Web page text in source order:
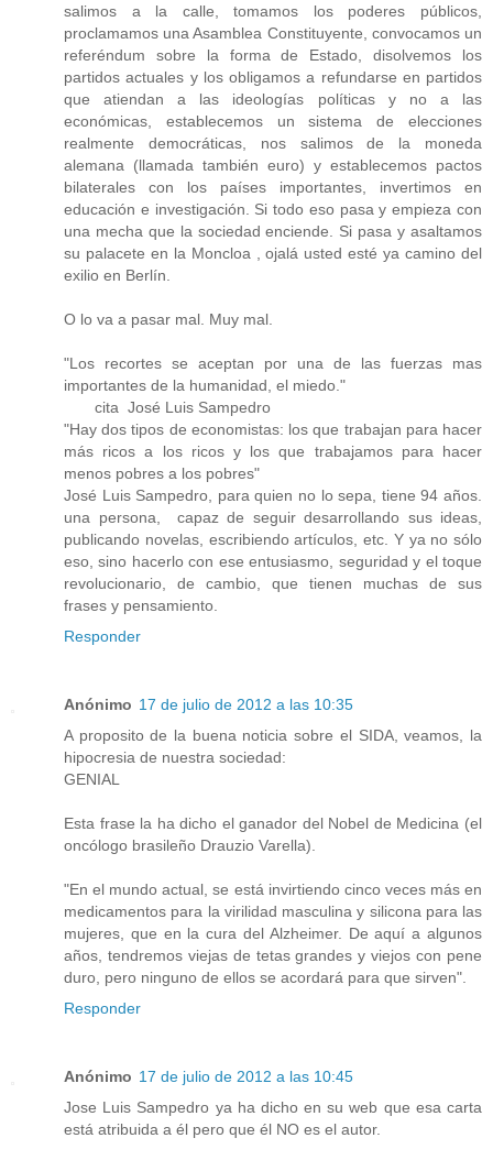
salimos a la calle, tomamos los poderes públicos,
proclamamos una Asamblea Constituyente, convocamos un
referéndum sobre la forma de Estado, disolvemos los
partidos actuales y los obligamos a refundarse en partidos
que atiendan a las ideologías políticas y no a las
económicas, establecemos un sistema de elecciones
realmente democráticas, nos salimos de la moneda
alemana (llamada también euro) y establecemos pactos
bilaterales con los países importantes, invertimos en
educación e investigación. Si todo eso pasa y empieza con
una mecha que la sociedad enciende. Si pasa y asaltamos
su palacete en la Moncloa , ojalá usted esté ya camino del
exilio en Berlín.
O lo va a pasar mal. Muy mal.
"Los recortes se aceptan por una de las fuerzas mas
importantes de la humanidad, el miedo."
cita José Luis Sampedro
"Hay dos tipos de economistas: los que trabajan para hacer
más ricos a los ricos y los que trabajamos para hacer
menos pobres a los pobres"
José Luis Sampedro, para quien no lo sepa, tiene 94 años.
una persona, capaz de seguir desarrollando sus ideas,
publicando novelas, escribiendo artículos, etc. Y ya no sólo
eso, sino hacerlo con ese entusiasmo, seguridad y el toque
revolucionario, de cambio, que tienen muchas de sus
frases y pensamiento.
Responder
Anónimo 17 de julio de 2012 a las 10:35
A proposito de la buena noticia sobre el SIDA, veamos, la
hipocresia de nuestra sociedad:
GENIAL
Esta frase la ha dicho el ganador del Nobel de Medicina (el
oncólogo brasileño Drauzio Varella).
"En el mundo actual, se está invirtiendo cinco veces más en
medicamentos para la virilidad masculina y silicona para las
mujeres, que en la cura del Alzheimer. De aquí a algunos
años, tendremos viejas de tetas grandes y viejos con pene
duro, pero ninguno de ellos se acordará para que sirven".
Responder
Anónimo 17 de julio de 2012 a las 10:45
Jose Luis Sampedro ya ha dicho en su web que esa carta
está atribuida a él pero que él NO es el autor.